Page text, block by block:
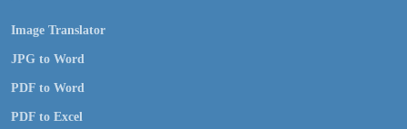
Image Translator
JPG to Word
PDF to Word
PDF to Excel